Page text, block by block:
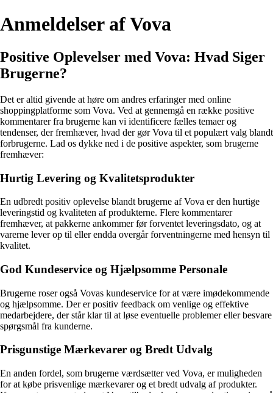
Anmeldelser af Vova
Positive Oplevelser med Vova: Hvad Siger
Brugerne?
Det er altid givende at høre om andres erfaringer med online
shoppingplatforme som Vova. Ved at gennemgå en række positive
kommentarer fra brugerne kan vi identificere fælles temaer og
tendenser, der fremhæver, hvad der gør Vova til et populært valg blandt
forbrugerne. Lad os dykke ned i de positive aspekter, som brugerne
fremhæver:
Hurtig Levering og Kvalitetsprodukter
En udbredt positiv oplevelse blandt brugerne af Vova er den hurtige
leveringstid og kvaliteten af produkterne. Flere kommentarer
fremhæver, at pakkerne ankommer før forventet leveringsdato, og at
varerne lever op til eller endda overgår forventningerne med hensyn til
kvalitet.
God Kundeservice og Hjælpsomme Personale
Brugerne roser også Vovas kundeservice for at være imødekommende
og hjælpsomme. Der er positiv feedback om venlige og effektive
medarbejdere, der står klar til at løse eventuelle problemer eller besvare
spørgsmål fra kunderne.
Prisgunstige Mærkevarer og Bredt Udvalg
En anden fordel, som brugerne værdsætter ved Vova, er muligheden
for at købe prisvenlige mærkevarer og et bredt udvalg af produkter.